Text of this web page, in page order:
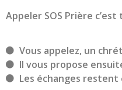
Appeler SOS Prière c’est
Vous appelez, un
Il vous propose
Les échanges